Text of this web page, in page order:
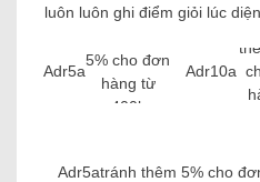
luôn luôn ghi điểm giỏi lúc
Adr5a
5% cho đơn
hàng từ
400k
Adr10a
Adr5atránh thêm 5% cho